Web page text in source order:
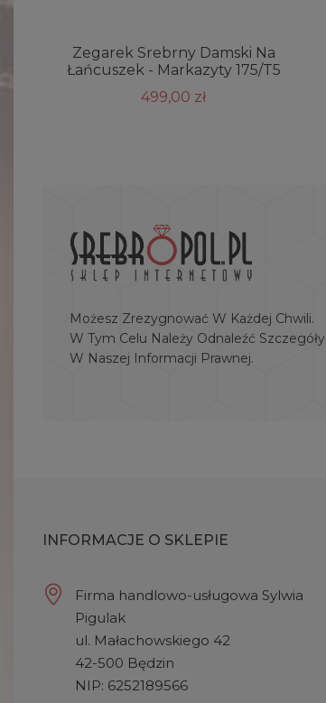
Zegarek Srebrny Damski Na
Łańcuszek - Markazyty 175/T5
499,00 zł
Możesz Zrezygnować W Każdej Chwili.
W Tym Celu Należy Odnaleźć Szczegóły
W Naszej Informacji Prawnej.
INFORMACJE O SKLEPIE
Firma handlowo-usługowa Sylwia
Pigulak
ul. Małachowskiego 42
42-500 Będzin
NIP: 6252189566